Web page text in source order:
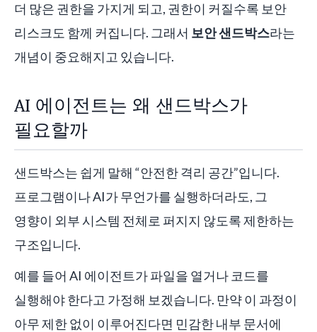
더 많은 권한을 가지게 되고, 권한이 커질수록 보안
리스크도 함께 커집니다. 그래서 보안 샌드박스라는
개념이 중요해지고 있습니다.
AI 에이전트는 왜 샌드박스가
필요할까
샌드박스는 쉽게 말해 “안전한 격리 공간”입니다.
프로그램이나 AI가 무언가를 실행하더라도, 그
영향이 외부 시스템 전체로 퍼지지 않도록 제한하는
구조입니다.
예를 들어 AI 에이전트가 파일을 열거나 코드를
실행해야 한다고 가정해 보겠습니다. 만약 이 과정이
아무 제한 없이 이루어진다면 민감한 내부 문서에